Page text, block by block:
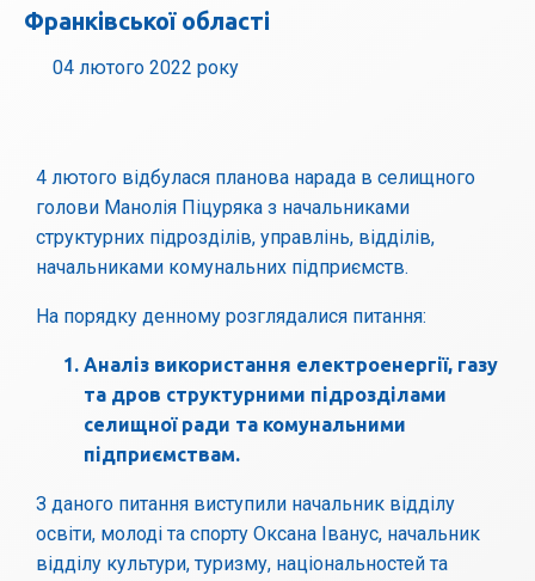
Франківської області
04 лютого 2022 року
4 лютого відбулася планова нарада в селищного
голови Манолія Піцуряка з начальниками
структурних підрозділів, управлінь, відділів,
начальниками комунальних підприємств.
На порядку денному розглядалися питання:
Аналіз використання електроенергії, газу
та дров структурними підрозділами
селищної ради та комунальними
підприємствам.
З даного питання виступили начальник відділу
освіти, молоді та спорту Оксана Іванус, начальник
відділу культури, туризму, національностей та